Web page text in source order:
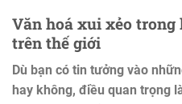
Văn hoá xui xẻo
trên thế giới
Dù bạn có tin tưởng vào
hay không, điều quan trọng